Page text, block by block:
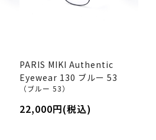
PARIS MIKI Authentic
Eyewear 130 ブルー 53
（ブルー 53）
22,000円(税込)